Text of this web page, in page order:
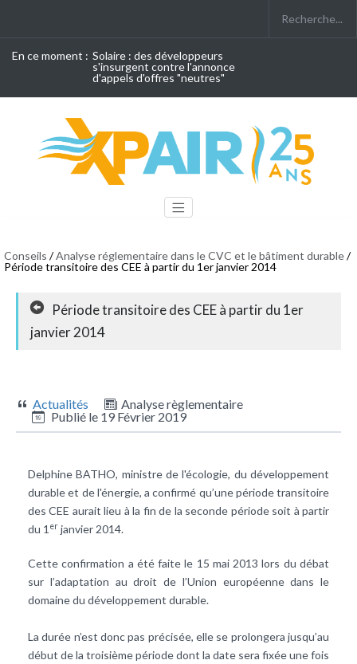
En ce moment : Solaire : des développeurs
s'insurgent contre l'annonce
d'appels d'offres "neutres"
Conseils /Analyse réglementaire dans le CVC et le bâtiment durable/
Période transitoire des CEE à partir du 1er janvier 2014
Période transitoire des CEE à partir du 1er
janvier 2014
Actualités
Analyse règlementaire
Publié le 19 Février 2019
Delphine BATHO, ministre de l'écologie, du développement
durable et de l'énergie, a confirmé qu’une période transitoire
des CEE aurait lieu à la fin de la seconde période soit à partir
du 1 er janvier 2014.
Cette confirmation a été faite le 15 mai 2013 lors du débat
sur l’adaptation au droit de l’Union européenne dans le
domaine du développement durable.
La durée n’est donc pas précisée, elle se prolongera jusqu’au
début de la troisième période dont la date sera fixée une fois